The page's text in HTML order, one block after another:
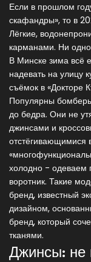
Если в прошлом
скафандры», то в
Лёгкие,
карманами. Ни
В Минске зима всё
надевать на улицу
съёмок в «Докторе
Популярны
до бедра. Они не
джинсами и
отстёгивающимися
холодно - одеваем
воротник. Такие
бренд, известный
дизайном,
бренд, который
тканями.
Джинсы: не